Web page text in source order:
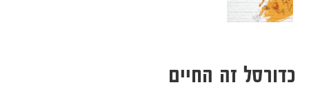
כדורסל זה החיים